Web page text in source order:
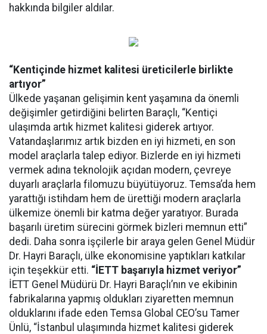
hakkında bilgiler aldılar.
“Kentiçinde hizmet kalitesi üreticilerle birlikte
artıyor”
Ülkede yaşanan gelişimin kent yaşamına da önemli
değişimler getirdiğini belirten Baraçlı, “Kentiçi
ulaşımda artık hizmet kalitesi giderek artıyor.
Vatandaşlarımız artık bizden en iyi hizmeti, en son
model araçlarla talep ediyor. Bizlerde en iyi hizmeti
vermek adına teknolojik açıdan modern, çevreye
duyarlı araçlarla filomuzu büyütüyoruz. Temsa’da hem
yarattığı istihdam hem de ürettiği modern araçlarla
ülkemize önemli bir katma değer yaratıyor. Burada
başarılı üretim sürecini görmek bizleri memnun etti”
dedi. Daha sonra işçilerle bir araya gelen Genel Müdür
Dr. Hayri Baraçlı, ülke ekonomisine yaptıkları katkılar
için teşekkür etti. “İETT başarıyla hizmet veriyor”
İETT Genel Müdürü Dr. Hayri Baraçlı’nın ve ekibinin
fabrikalarına yapmış oldukları ziyaretten memnun
olduklarını ifade eden Temsa Global CEO’su Tamer
Ünlü, “İstanbul ulaşımında hizmet kalitesi giderek